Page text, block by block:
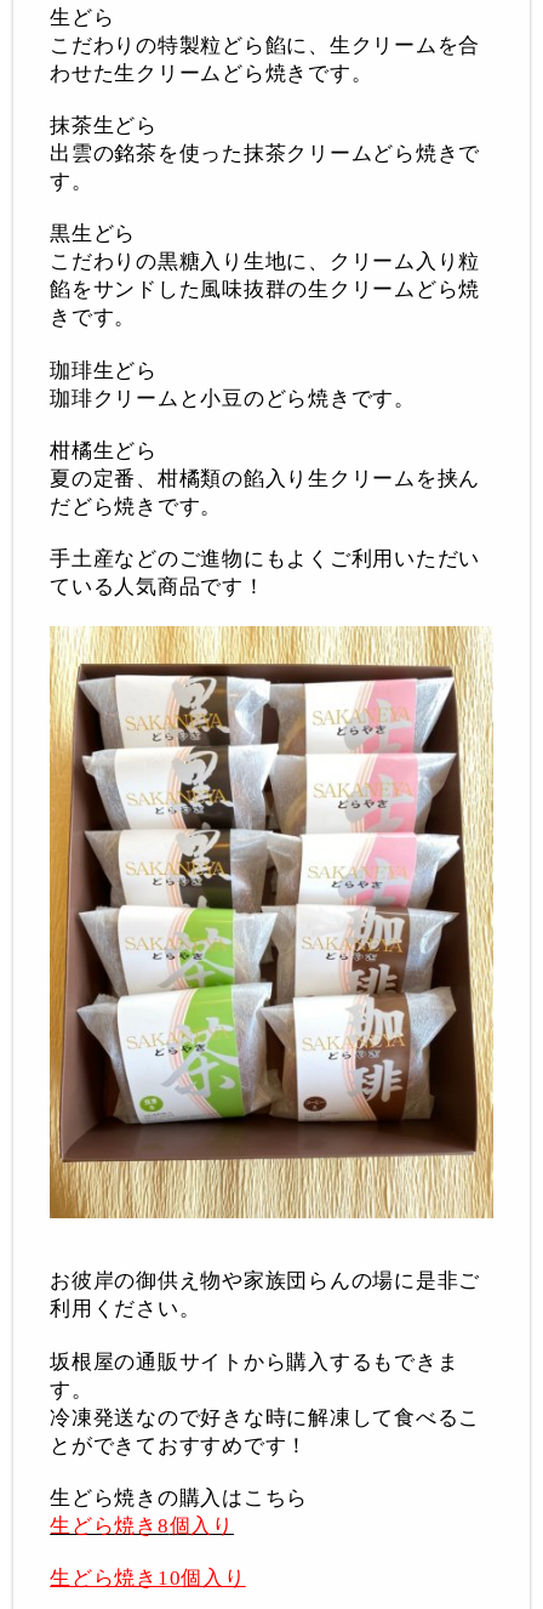
生どら
こだわりの特製粒どら餡に、生クリームを合
わせた生クリームどら焼きです。
抹茶生どら
出雲の銘茶を使った抹茶クリームどら焼きで
す。
黒生どら
こだわりの黒糖入り生地に、クリーム入り粒
餡をサンドした風味抜群の生クリームどら焼
きです。
珈琲生どら
珈琲クリームと小豆のどら焼きです。
柑橘生どら
夏の定番、柑橘類の餡入り生クリームを挟ん
だどら焼きです。
手土産などのご進物にもよくご利用いただい
ている人気商品です！
お彼岸の御供え物や家族団らんの場に是非ご
利用ください。
坂根屋の通販サイトから購入するもできま
す。
冷凍発送なので好きな時に解凍して食べるこ
とができておすすめです！
生どら焼きの購入はこちら
生どら焼き 8個入り
生どら焼き 10個入り